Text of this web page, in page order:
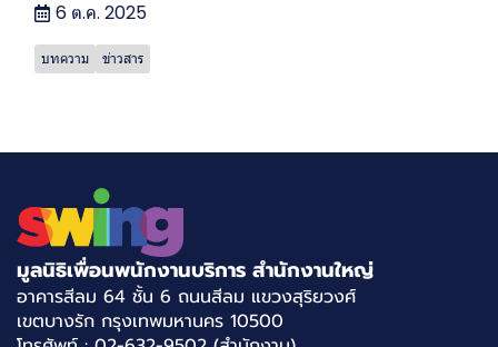
6 ต.ค. 2025
บทความ ข่าวสาร
มูลนิธิเพื่อนพนักงานบริการ สำนักงานใหญ่
อาคารสีลม 64 ชั้น 6 ถนนสีลม แขวงสุริยวงศ์
เขตบางรัก กรุงเทพมหานคร 10500